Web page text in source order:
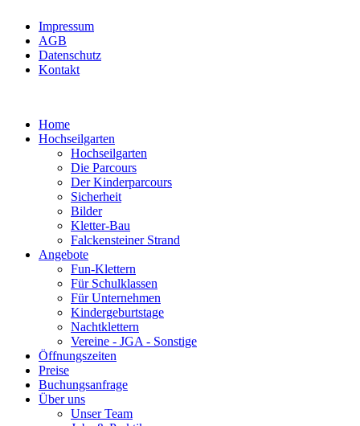
Impressum
AGB
Datenschutz
Kontakt
Home
Hochseilgarten
Hochseilgarten
Die Parcours
Der Kinderparcours
Sicherheit
Bilder
Kletter-Bau
Falckensteiner Strand
Angebote
Fun-Klettern
Für Schulklassen
Für Unternehmen
Kindergeburtstage
Nachtklettern
Vereine - JGA - Sonstige
Öffnungszeiten
Preise
Buchungsanfrage
Über uns
Unser Team